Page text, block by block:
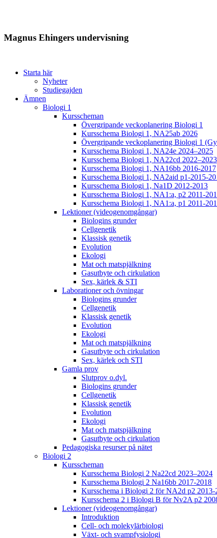
Magnus Ehingers undervisning
Starta här
Nyheter
Studiegajden
Ämnen
Biologi 1
Kursscheman
Övergripande veckoplanering Biologi 1
Kursschema Biologi 1, NA25ab 2026
Övergripande veckoplanering Biologi 1
Kursschema Biologi 1, NA24e 2024–2025
Kursschema Biologi 1, NA22cd 2022–2023
Kursschema Biologi 1, NA16bb 2016-2017
Kursschema Biologi 1, NA2aid p1-2015-
Kursschema Biologi 1, Na1D 2012-2013
Kursschema Biologi 1, NA1:a, p2 2011-
Kursschema Biologi 1, NA1:a, p1 2011-
Lektioner (videogenomgångar)
Biologins grunder
Cellgenetik
Klassisk genetik
Evolution
Ekologi
Mat och matspjälkning
Gasutbyte och cirkulation
Sex, kärlek & STI
Laborationer och övningar
Biologins grunder
Cellgenetik
Klassisk genetik
Evolution
Ekologi
Mat och matspjälkning
Gasutbyte och cirkulation
Sex, kärlek och STI
Gamla prov
Slutprov o.dyl.
Biologins grunder
Cellgenetik
Klassisk genetik
Evolution
Ekologi
Mat och matspjälkning
Gasutbyte och cirkulation
Pedagogiska resurser på nätet
Biologi 2
Kursscheman
Kursschema Biologi 2 Na22cd 2023–2024
Kursschema Biologi 2 Na16bb 2017-2018
Kursschema i Biologi 2 för NA2d p2 2013-
Kursschema 2 i Biologi B för Nv2A p2
Lektioner (videogenomgångar)
Introduktion
Cell- och molekylärbiologi
Växt- och svampfysiologi